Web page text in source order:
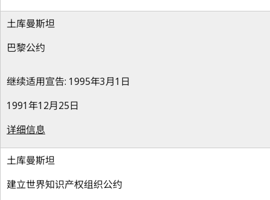
土库曼斯坦
巴黎公约
继续适用宣告: 1995年3月1日
1991年12月25日
详细信息
土库曼斯坦
建立世界知识产权组织公约